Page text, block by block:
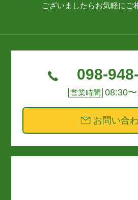
ございましたらお気軽にご
098-
営業時間 08:30
お問い合